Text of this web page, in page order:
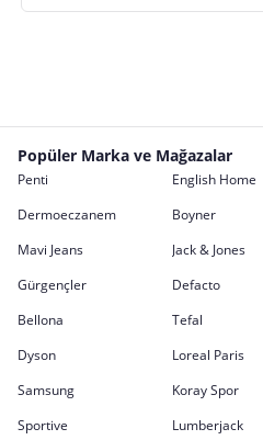
Popüler Marka ve Mağazalar
Penti English Home
Dermoeczanem
Boyner
Mavi Jeans
Jack & Jones
Gürgençler
Defacto
Bellona
Tefal
Dyson
Loreal Paris
Samsung
Koray Spor
Sportive
Lumberjack